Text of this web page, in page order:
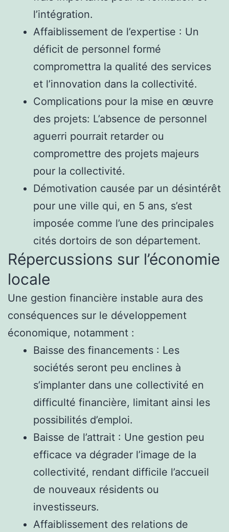
l’intégration.
Affaiblissement de l’expertise : Un
déficit de personnel formé
compromettra la qualité des services
et l’innovation dans la collectivité.
Complications pour la mise en œuvre
des projets: L’absence de personnel
aguerri pourrait retarder ou
compromettre des projets majeurs
pour la collectivité.
Démotivation causée par un désintérêt
pour une ville qui, en 5 ans, s’est
imposée comme l’une des principales
cités dortoirs de son département.
Répercussions sur l’économie
locale
Une gestion financière instable aura des
conséquences sur le développement
économique, notamment :
Baisse des financements : Les
sociétés seront peu enclines à
s’implanter dans une collectivité en
difficulté financière, limitant ainsi les
possibilités d’emploi.
Baisse de l’attrait : Une gestion peu
efficace va dégrader l’image de la
collectivité, rendant difficile l’accueil
de nouveaux résidents ou
investisseurs.
Affaiblissement des relations de